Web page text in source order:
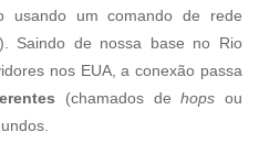
usando um comando de rede
Saindo de nossa base no Rio
nos EUA, a conexão passa
(chamados dehops ou